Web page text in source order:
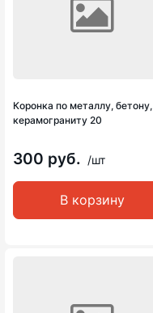
Коронка по металлу, бетону,
керамограниту 20
300 руб. /шт
В корзину